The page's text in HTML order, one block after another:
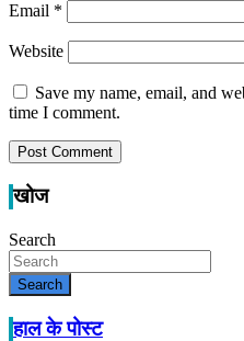
Email *
Website
Save my name, email, and
time I comment.
खोज
Search
Search
हाल के पोस्ट